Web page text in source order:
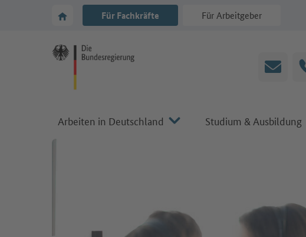
Zur Startseite von Make it in Germany
Für Fachkräfte Für Arbeitgeber
E-Mail
Arbeiten in Deutschland Studium & Ausbildung